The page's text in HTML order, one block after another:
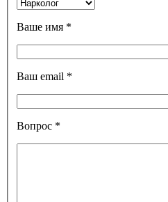
Ваше имя *
Ваш email *
Вопрос *